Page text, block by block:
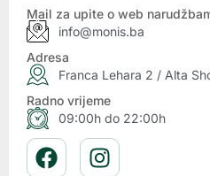
Mail za upite o web
info@monis.ba
Adresa
Franca Lehara 2 / Alta
Radno vrijeme
09:00h do 22:00h